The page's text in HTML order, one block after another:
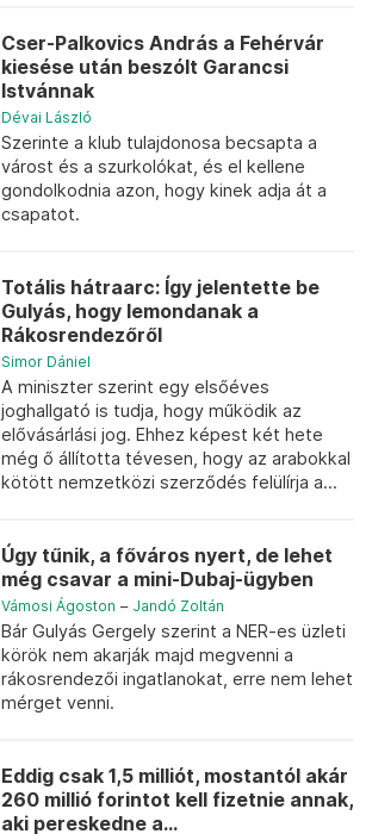
Cser-Palkovics András a Fehérvár
kiesése után beszólt Garancsi
Istvánnak
Dévai László
Szerinte a klub tulajdonosa becsapta a
várost és a szurkolókat, és el kellene
gondolkodnia azon, hogy kinek adja át a
csapatot.
Totális hátraarc: Így jelentette be
Gulyás, hogy lemondanak a
Rákosrendezőről
Simor Dániel
A miniszter szerint egy elsőéves
joghallgató is tudja, hogy működik az
elővásárlási jog. Ehhez képest két hete
még ő állította tévesen, hogy az arabokkal
kötött nemzetközi szerződés felülírja a...
Úgy tűnik, a főváros nyert, de lehet
még csavar a mini-Dubaj-ügyben
Vámosi Ágoston – Jandó Zoltán
Bár Gulyás Gergely szerint a NER-es üzleti
körök nem akarják majd megvenni a
rákosrendezői ingatlanokat, erre nem lehet
mérget venni.
Eddig csak 1,5 milliót, mostantól akár
260 millió forintot kell fizetnie annak,
aki pereskedne a...